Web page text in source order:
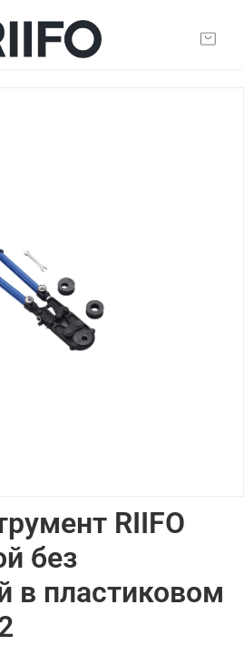
RIIFO
без
в пластиковом